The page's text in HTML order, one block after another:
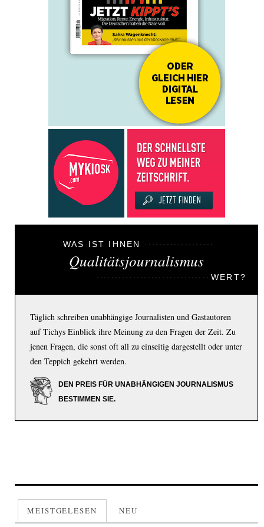
WAS IST IHNEN
Qualitätsjournalismus
WERT?
Täglich schreiben unabhängige Journalisten und Gastautoren
auf Tichys Einblick ihre Meinung zu den Fragen der Zeit. Zu
jenen Fragen, die sonst oft all zu einseitig dargestellt oder unter
den Teppich gekehrt werden.
DEN PREIS FÜR UNABHÄNGIGEN JOURNALISMUS
BESTIMMEN SIE.
MEISTGELESEN NEU